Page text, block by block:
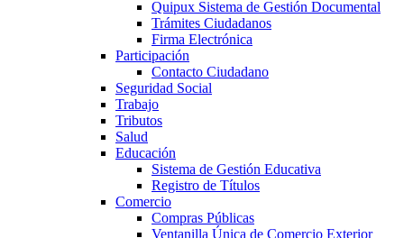
Quipux Sistema de Gestión Documental
Trámites Ciudadanos
Firma Electrónica
Participación
Contacto Ciudadano
Seguridad Social
Trabajo
Tributos
Salud
Educación
Sistema de Gestión Educativa
Registro de Títulos
Comercio
Compras Públicas
Ventanilla Única de Comercio Exterior